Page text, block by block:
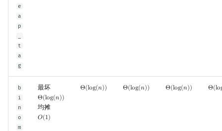
e
a
p
t
a
g
b
i
n
o
m
最坏
Θ(log(𝑛))
Θ(log(n))
均摊
𝑂(1)
O(1)
Θ(log(𝑛))
Θ(log(n)) Θ(log(𝑛))
Θ(log(n)) Θ(log(𝑛))
Θ(log(n)) Θ(lo
Θ(